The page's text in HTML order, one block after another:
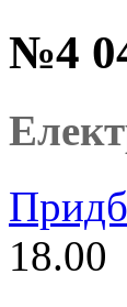
№4
18.00